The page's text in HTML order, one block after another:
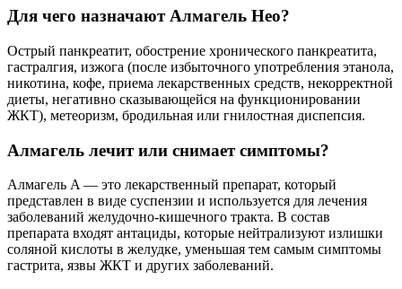
Для чего назначают Алмагель Нео?
Острый панкреатит, обострение хронического панкреатита,
гастралгия, изжога (после избыточного употребления этанола,
никотина, кофе, приема лекарственных средств, некорректной
диеты, негативно сказывающейся на функционировании
ЖКТ), метеоризм, бродильная или гнилостная диспепсия.
Алмагель лечит или снимает симптомы?
Алмагель A — это лекарственный препарат, который
представлен в виде суспензии и используется для лечения
заболеваний желудочно-кишечного тракта. В состав
препарата входят антациды, которые нейтрализуют излишки
соляной кислоты в желудке, уменьшая тем самым симптомы
гастрита, язвы ЖКТ и других заболеваний.